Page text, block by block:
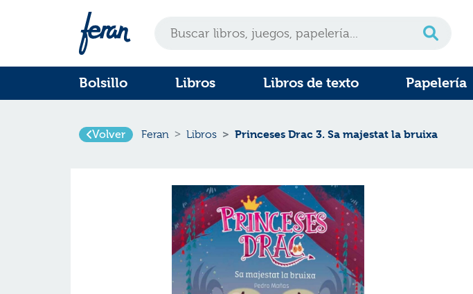
Bolsillo Libros Libros de texto Papelería
Volver Feran Libros Princeses Drac 3. Sa majestat la bruixa